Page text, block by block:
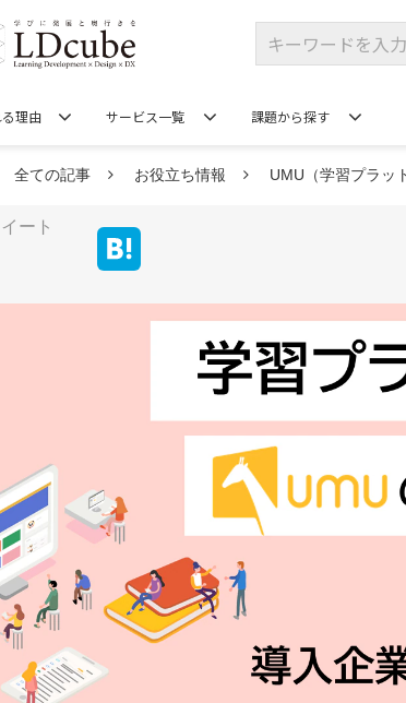
理由 サービス一覧 課題から探す
全ての記事 お役立ち情報 UMU（学習プラッ
ート